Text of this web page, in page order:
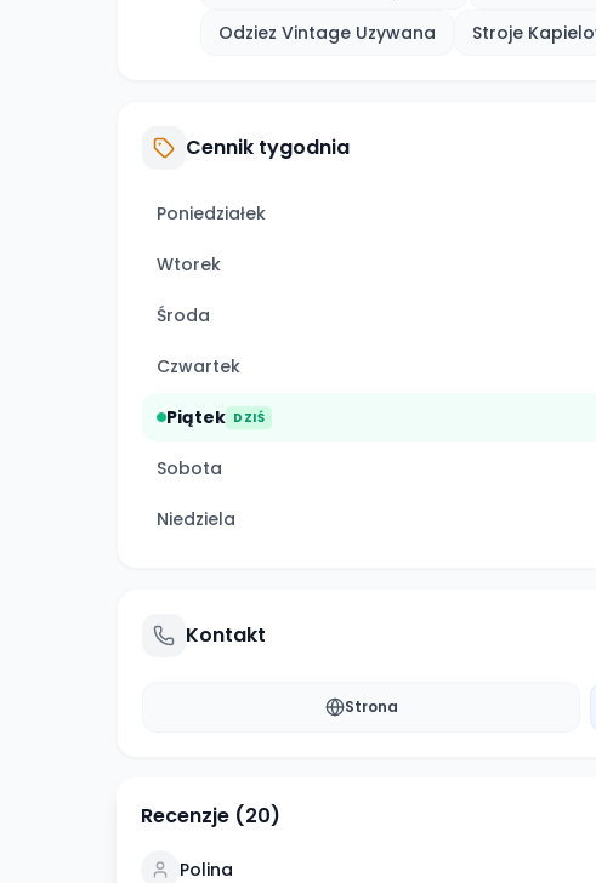
Odziez Vintage Uzywana
Stroje
Cennik tygodnia
Poniedziałek
Wtorek
Środa
Czwartek
Piątek DZIŚ
Sobota
Niedziela
Kontakt
Strona
Recenzje (20)
Polina